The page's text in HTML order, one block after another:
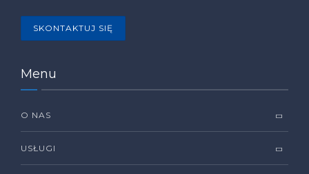
SKONTAKTUJ SIĘ
Menu
O NAS
USŁUGI